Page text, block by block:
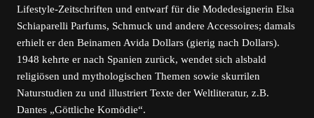
Lifestyle-Zeitschriften und entwarf für die Modedesignerin Elsa
Schiaparelli Parfums, Schmuck und andere Accessoires; damals
erhielt er den Beinamen Avida Dollars (gierig nach Dollars).
1948 kehrte er nach Spanien zurück, wendet sich alsbald
religiösen und mythologischen Themen sowie skurrilen
Naturstudien zu und illustriert Texte der Weltliteratur, z.B.
Dantes „Göttliche Komödie“.